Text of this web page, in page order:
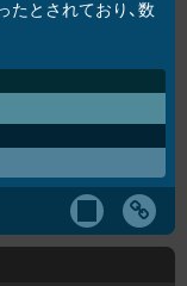
たとされており、数